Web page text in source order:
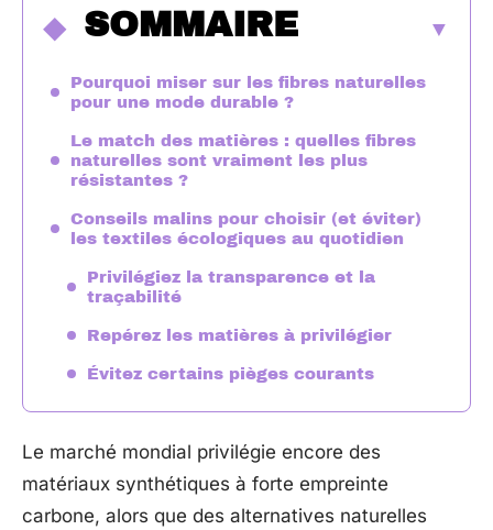
SOMMAIRE
Pourquoi miser sur les fibres naturelles
pour une mode durable ?
Le match des matières : quelles fibres
naturelles sont vraiment les plus
résistantes ?
Conseils malins pour choisir (et éviter)
les textiles écologiques au quotidien
Privilégiez la transparence et la
traçabilité
Repérez les matières à privilégier
Évitez certains pièges courants
Le marché mondial privilégie encore des
matériaux synthétiques à forte empreinte
carbone, alors que des alternatives naturelles